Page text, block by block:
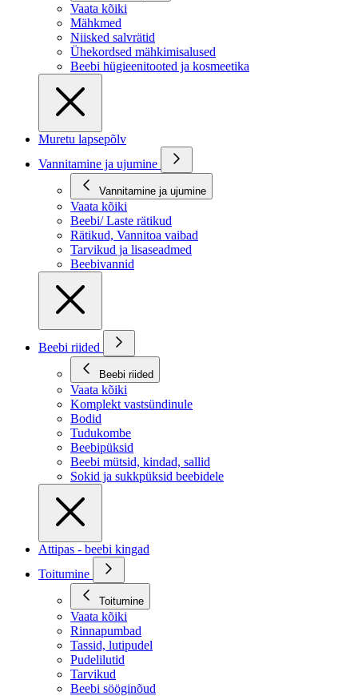
Vaata kõiki
Mähkmed
Niisked salvrätid
Ühekordsed mähkimisalused
Beebi hügieenitooted ja kosmeetika
Muretu lapsepõlv
Vannitamine ja ujumine
Vannitamine ja ujumine
Vaata kõiki
Beebi/ Laste rätikud
Rätikud, Vannitoa vaibad
Tarvikud ja lisaseadmed
Beebivannid
Beebi riided
Beebi riided
Vaata kõiki
Komplekt vastsündinule
Bodid
Tudukombe
Beebipüksid
Beebi mütsid, kindad, sallid
Sokid ja sukkpüksid beebidele
Attipas - beebi kingad
Toitumine
Toitumine
Vaata kõiki
Rinnapumbad
Tassid, lutipudel
Pudelilutid
Tarvikud
Beebi sööginõud